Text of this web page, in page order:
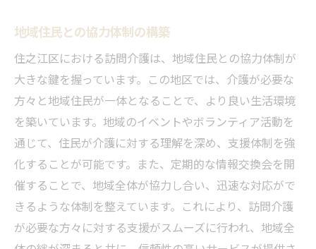
地域住民との協力体制の構築
住之江区における訪問介護は、地域住民との協力体制が
大きな鍵を握っています。この地区では、介護が必要な
方々と地域住民が一体となることで、より良い生活環境
を築いています。地域のイベントやボランティア活動を
通じて、住民が介護に対する理解を深め、支援体制を強
化することが可能です。また、定期的な情報交換会を開
催することで、地域全体が協力し合い、迅速な対応がで
きるような体制を整えています。これにより、訪問介護
が必要な方々に対する支援がスムーズに行われ、地域全